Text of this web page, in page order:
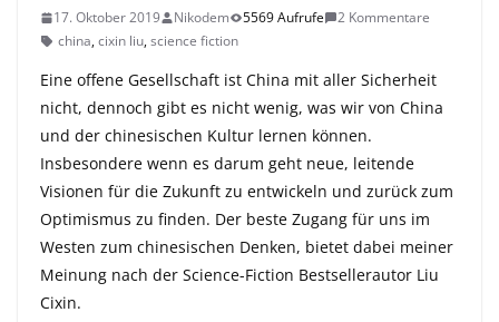
17. Oktober 2019 Nikodem 5569 Aufrufe
2 Kommentare
china,cixin liu,science fiction
Eine offene Gesellschaft ist China mit aller Sicherheit
nicht, dennoch gibt es nicht wenig, was wir von China
und der chinesischen Kultur lernen können.
Insbesondere wenn es darum geht neue, leitende
Visionen für die Zukunft zu entwickeln und zurück zum
Optimismus zu finden. Der beste Zugang für uns im
Westen zum chinesischen Denken, bietet dabei meiner
Meinung nach der Science-Fiction Bestsellerautor Liu
Cixin.